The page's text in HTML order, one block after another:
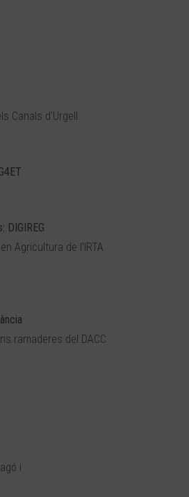
Canals d’Urgell
DIGIREG
Agricultura de l’IRTA
ramaderes del DACC
i